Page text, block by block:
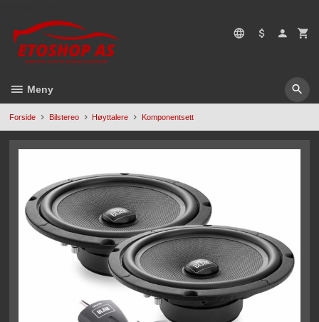
til
innholdet
Meny
Forside Bilstereo Høyttalere Komponentsett